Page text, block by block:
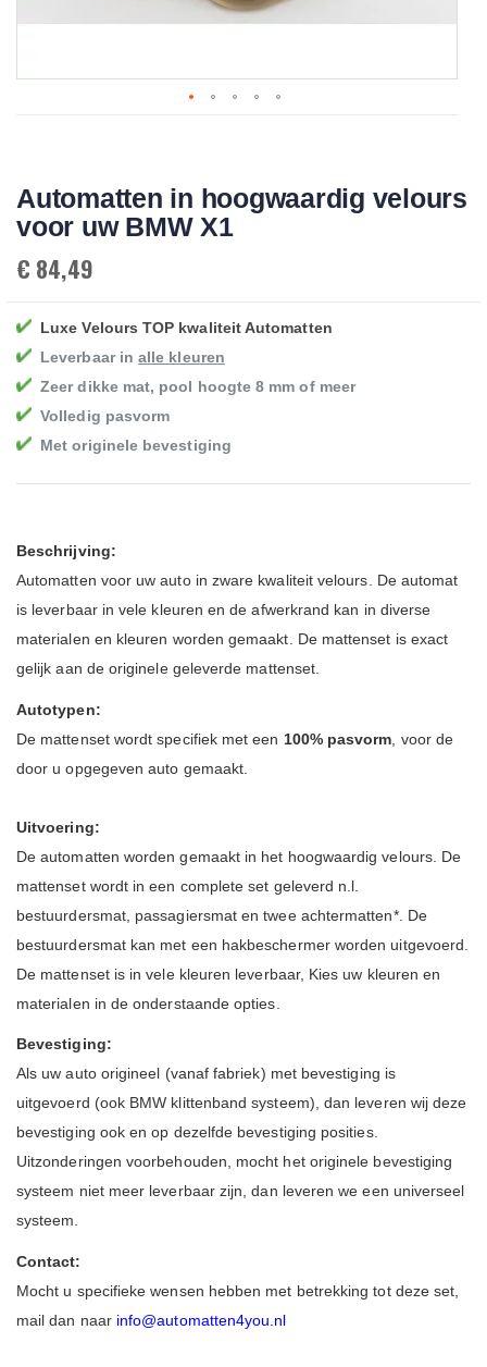
of
the
images
Automatten in hoogwaardig velours
voor uw BMW X1
€ 84,49
Luxe Velours TOP kwaliteit Automatten
Leverbaar inalle kleuren
Zeer dikke mat, pool hoogte 8 mm of meer
Volledig pasvorm
Met originele bevestiging
Beschrijving:
Automatten voor uw auto in zware kwaliteit velours. De automat
is leverbaar in vele kleuren en de afwerkrand kan in diverse
materialen en kleuren worden gemaakt. De mattenset is exact
gelijk aan de originele geleverde mattenset.
Autotypen:
De mattenset wordt specifiek met een 100% pasvorm , voor de
door u opgegeven auto gemaakt.
Uitvoering:
De automatten worden gemaakt in het hoogwaardig velours. De
mattenset wordt in een complete set geleverd n.l.
bestuurdersmat, passagiersmat en twee achtermatten*. De
bestuurdersmat kan met een hakbeschermer worden uitgevoerd.
De mattenset is in vele kleuren leverbaar, Kies uw kleuren en
materialen in de onderstaande opties.
Bevestiging:
Als uw auto origineel (vanaf fabriek) met bevestiging is
uitgevoerd (ook BMW klittenband systeem), dan leveren wij deze
bevestiging ook en op dezelfde bevestiging posities.
Uitzonderingen voorbehouden, mocht het originele bevestiging
systeem niet meer leverbaar zijn, dan leveren we een universeel
systeem.
Contact:
Mocht u specifieke wensen hebben met betrekking tot deze set,
mail dan naar info@automatten4you.nl